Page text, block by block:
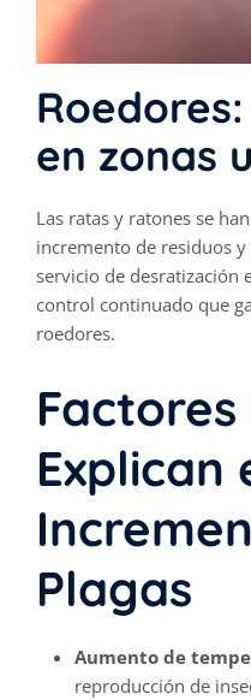
en zonas
Las ratas y ratones se
incremento de residuos
servicio de desratización
control continuado que
roedores.
Factores
Explican
Plagas
Aumento de
reproducción de